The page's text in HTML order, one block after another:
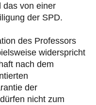
das von einer
der SPD.
des Professors
widerspricht
nach dem
der
nicht zum